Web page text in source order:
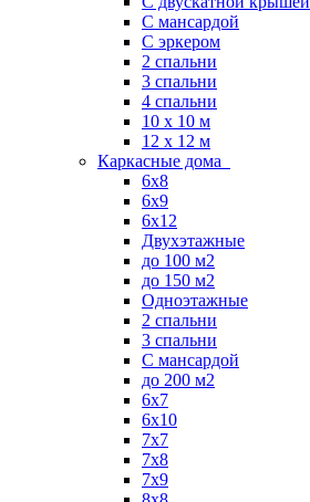
С мансардой
С эркером
2 спальни
3 спальни
4 спальни
10 x 10 м
12 x 12 м
Каркасные дома
6х8
6х9
6х12
Двухэтажные
до 100 м2
до 150 м2
Одноэтажные
2 спальни
3 спальни
С мансардой
до 200 м2
6х7
6х10
7х7
7х8
7х9